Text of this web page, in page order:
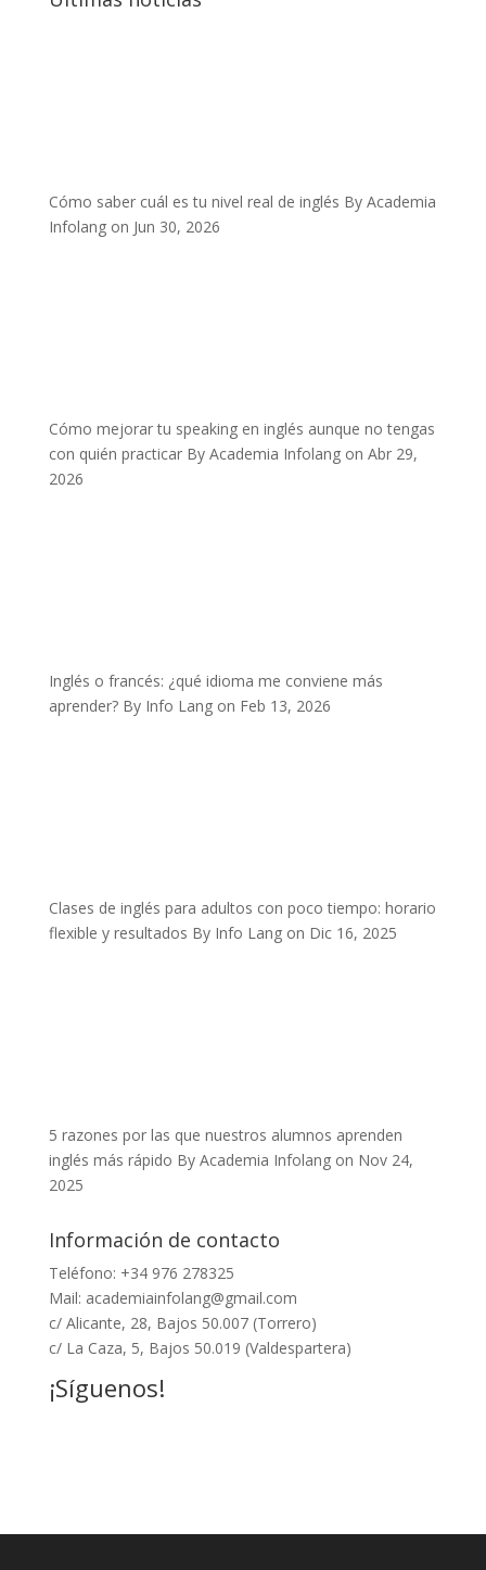
Cómo saber cuál es tu nivel real de inglés By Academia
Infolang on Jun 30, 2026
Cómo mejorar tu speaking en inglés aunque no tengas
con quién practicar By Academia Infolang on Abr 29,
2026
Inglés o francés: ¿qué idioma me conviene más
aprender? By Info Lang on Feb 13, 2026
Clases de inglés para adultos con poco tiempo: horario
flexible y resultados By Info Lang on Dic 16, 2025
5 razones por las que nuestros alumnos aprenden
inglés más rápido By Academia Infolang on Nov 24,
2025
Información de contacto
Teléfono: +34 976 278325
Mail: academiainfolang@gmail.com
c/ Alicante, 28, Bajos 50.007 (Torrero)
c/ La Caza, 5, Bajos 50.019 (Valdespartera)
¡Síguenos!